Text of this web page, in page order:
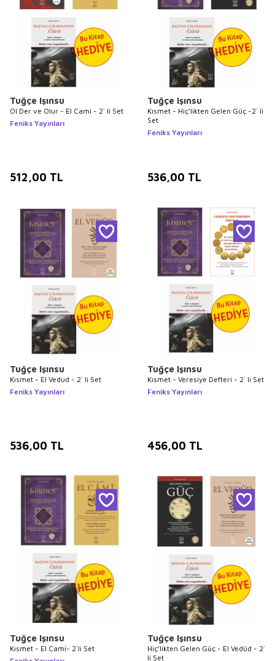
Tuğçe Işınsu
Ol Der ve Olur - El Cami - 2` li Set
Feniks Yayınları
512,00 TL
Tuğçe Işınsu
Kısmet - Hiç’likten Gelen Güç -2` li
Set
Feniks Yayınları
536,00 TL
Tuğçe Işınsu
Kısmet - El Vedud - 2` li Set
Feniks Yayınları
536,00 TL
Tuğçe Işınsu
Kısmet - Veresiye Defteri - 2` li Set
Feniks Yayınları
456,00 TL
Tuğçe Işınsu
Kısmet - El Cami- 2`li Set
Tuğçe Işınsu
Hiç’likten Gelen Güç - El Vedûd - 2`
li Set